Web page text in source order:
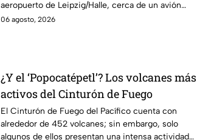
aeropuerto de Leipzig/Halle, cerca de un avión
ucraniano.
06 agosto, 2026
¿Y el ‘Popocatépetl’? Los volcanes más
activos del Cinturón de Fuego
El Cinturón de Fuego del Pacífico cuenta con
alrededor de 452 volcanes; sin embargo, solo
algunos de ellos presentan una intensa actividad